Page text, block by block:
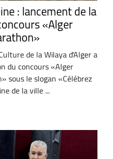
: lancement de la
«Alger
de la Wilaya d'Alger a
du concours «Alger
sous le slogan «Célébrez
de la ville ...